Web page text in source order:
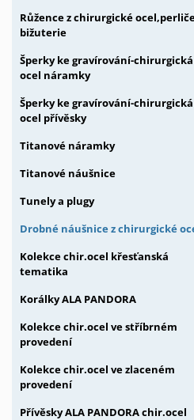
Růžence z chirurgické
bižuterie
Šperky ke gravírování-chirurgická
ocel náramky
Šperky ke gravírování-chirurgická
ocel přívěsky
Titanové náramky
Titanové náušnice
Tunely a plugy
Drobné náušnice z chirurgické
Kolekce chir.ocel křesťanská
tematika
Korálky ALA PANDORA
Kolekce chir.ocel ve stříbrném
provedení
Kolekce chir.ocel ve zlaceném
provedení
Přívěsky ALA PANDORA chir.ocel